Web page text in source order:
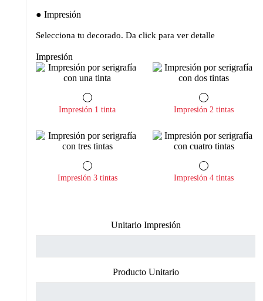
Impresión
Selecciona tu decorado. Da click para ver detalle
Impresión
Impresión 1 tinta Impresión 2 tintas
Impresión 3 tintas Impresión 4 tintas
Unitario Impresión
Producto Unitario